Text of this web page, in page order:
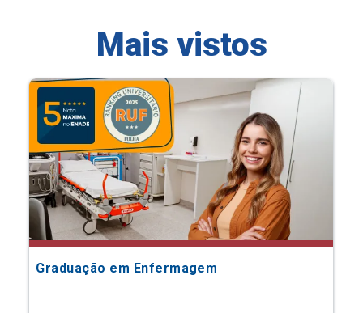
Mais vistos
Graduação em Enfermagem